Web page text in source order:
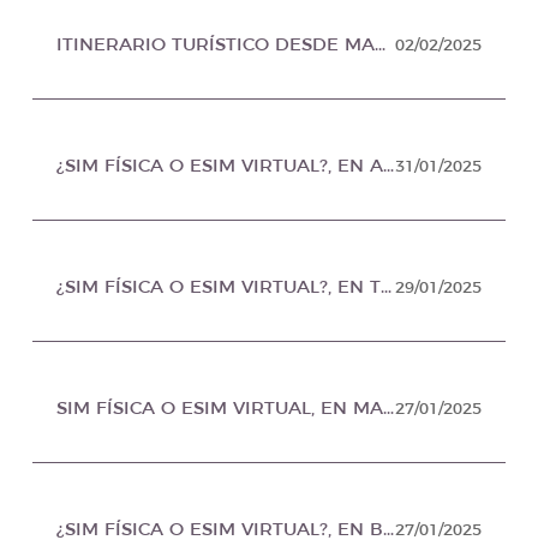
ITINERARIO TURÍSTICO DESDE MADRID, EN ITINERARIO TURÍSTICO MÉXICO 02/02/2025
¿SIM FÍSICA O ESIM VIRTUAL?, EN AL DIA INFORMA MÉXICO31/01/2025
¿SIM FÍSICA O ESIM VIRTUAL?, EN TRENDY URBANO MÉXICO 29/01/2025
SIM FÍSICA O ESIM VIRTUAL, EN MASARYK MÉXICO27/01/2025
¿SIM FÍSICA O ESIM VIRTUAL?, EN BOOSTING NEWS MÉXICO27/01/2025